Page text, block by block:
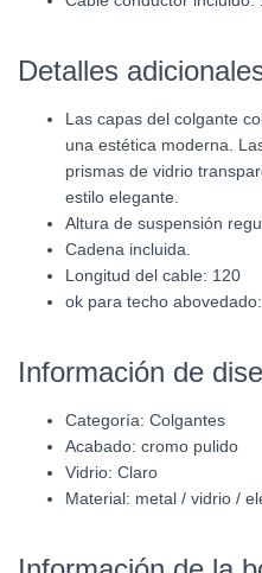
Detalles
Las capas del colgante
una estética moderna.
prismas de vidrio
estilo elegante.
Altura de suspensión
Cadena incluida.
Longitud del cable: 120
ok para techo
Información de
Categoría: Colgantes
Acabado: cromo pulido
Vidrio: Claro
Material: metal / vidrio /